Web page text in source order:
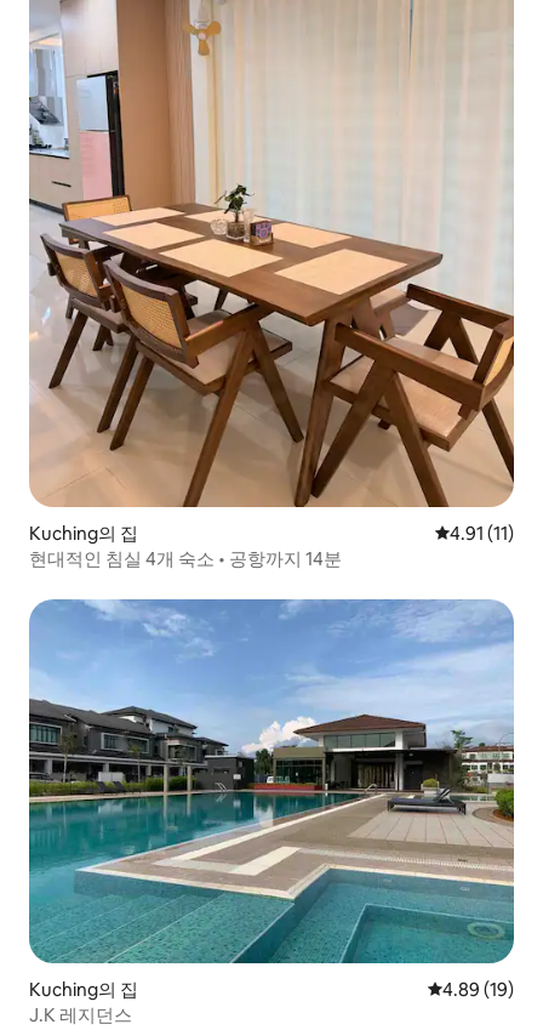
Kuching의 집 평점 4.91점
4.91 (11)
현대적인 침실 4개 숙소 • 공항까지 14분
Kuching의 집 평점 4.89점(5
4.89 (19)
J.K 레지던스